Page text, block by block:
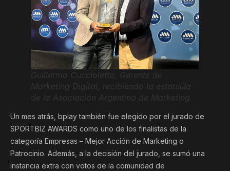
Guillermo Cuccioletta, Gerente de
Marketing Digital, recibiendo la estatuilla
de la Asociación Argentina de Marketing.
Un mes atrás, bplay también fue elegido por el jurado de
SPORTBIZ AWARDS como uno de los finalistas de la
categoría Empresas – Mejor Acción de Marketing o
Patrocinio. Además, a la decisión del jurado, se sumó una
instancia extra con votos de la comunidad de